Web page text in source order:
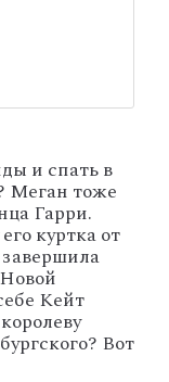
и спать в
Меган тоже
Гарри.
куртка от
Кейт
Вот